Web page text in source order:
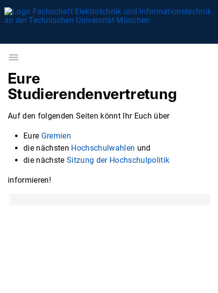
Eure
Studierendenvertretung
Auf den folgenden Seiten könnt Ihr Euch über
Eure Gremien
die nächsten Hochschulwahlen und
die nächste Sitzung der Hochschulpolitik
informieren!